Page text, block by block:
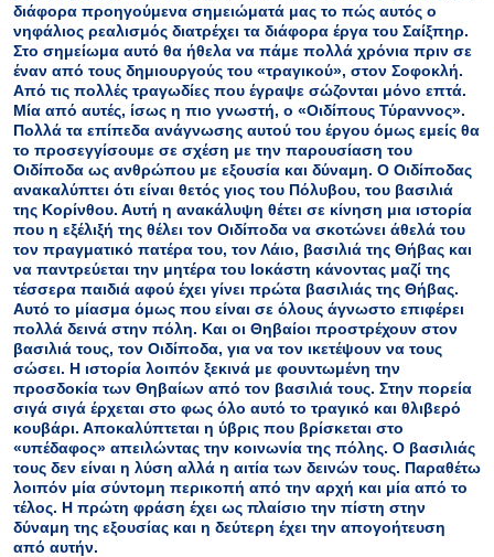
διάφορα προηγούμενα σημειώματά μας το πώς αυτός ο
νηφάλιος ρεαλισμός διατρέχει τα διάφορα έργα του Σαίξπηρ.
Στο σημείωμα αυτό θα ήθελα να πάμε πολλά χρόνια πριν σε
έναν από τους δημιουργούς του «τραγικού», στον Σοφοκλή.
Από τις πολλές τραγωδίες που έγραψε σώζονται μόνο επτά.
Μία από αυτές, ίσως η πιο γνωστή, ο «Οιδίπους Τύραννος».
Πολλά τα επίπεδα ανάγνωσης αυτού του έργου όμως εμείς θα
το προσεγγίσουμε σε σχέση με την παρουσίαση του
Οιδίποδα ως ανθρώπου με εξουσία και δύναμη. Ο Οιδίποδας
ανακαλύπτει ότι είναι θετός γιος του Πόλυβου, του βασιλιά
της Κορίνθου. Αυτή η ανακάλυψη θέτει σε κίνηση μια ιστορία
που η εξέλιξή της θέλει τον Οιδίποδα να σκοτώνει άθελά του
τον πραγματικό πατέρα του, τον Λάιο, βασιλιά της Θήβας και
να παντρεύεται την μητέρα του Ιοκάστη κάνοντας μαζί της
τέσσερα παιδιά αφού έχει γίνει πρώτα βασιλιάς της Θήβας.
Αυτό το μίασμα όμως που είναι σε όλους άγνωστο επιφέρει
πολλά δεινά στην πόλη. Και οι Θηβαίοι προστρέχουν στον
βασιλιά τους, τον Οιδίποδα, για να τον ικετέψουν να τους
σώσει. Η ιστορία λοιπόν ξεκινά με φουντωμένη την
προσδοκία των Θηβαίων από τον βασιλιά τους. Στην πορεία
σιγά σιγά έρχεται στο φως όλο αυτό το τραγικό και θλιβερό
κουβάρι. Αποκαλύπτεται η ύβρις που βρίσκεται στο
«υπέδαφος» απειλώντας την κοινωνία της πόλης. Ο βασιλιάς
τους δεν είναι η λύση αλλά η αιτία των δεινών τους. Παραθέτω
λοιπόν μία σύντομη περικοπή από την αρχή και μία από το
τέλος. Η πρώτη φράση έχει ως πλαίσιο την πίστη στην
δύναμη της εξουσίας και η δεύτερη έχει την απογοήτευση
από αυτήν.